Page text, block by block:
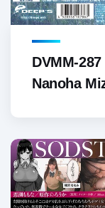
DVMM-
Nanoha